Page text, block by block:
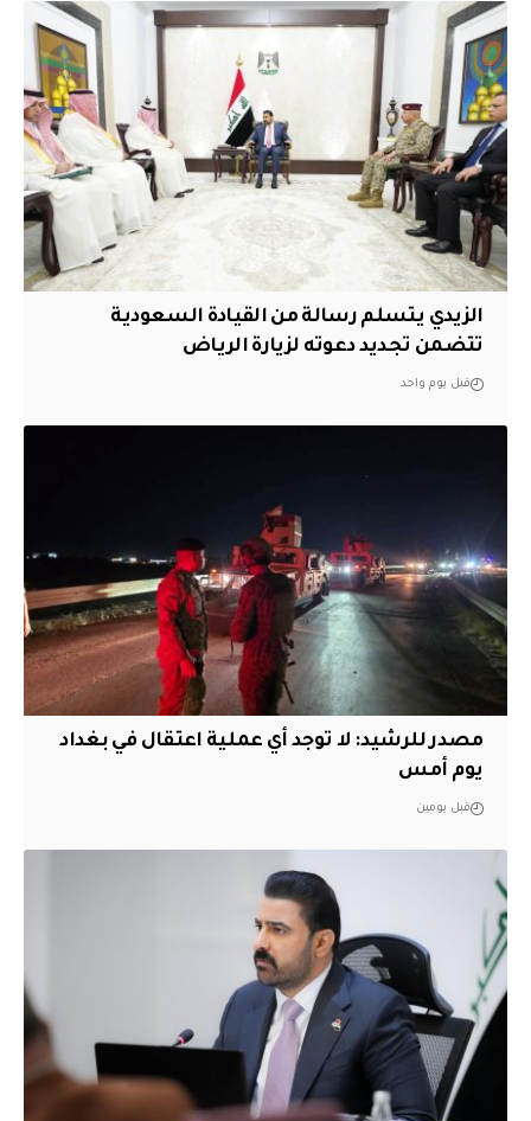
الزيدي يتسلم رسالة من القيادة السعودية
تتضمن تجديد دعوته لزيارة الرياض
قبل يوم واحد
مصدر للرشيد: لا توجد أي عملية اعتقال في بغداد
يوم أمس
قبل يومين